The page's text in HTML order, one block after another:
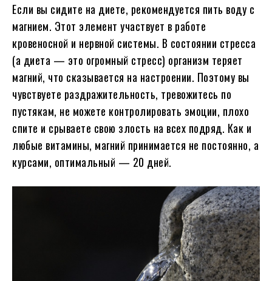
Если вы сидите на диете, рекомендуется пить воду с
магнием. Этот элемент участвует в работе
кровеносной и нервной системы. В состоянии стресса
(а диета — это огромный стресс) организм теряет
магний, что сказывается на настроении. Поэтому вы
чувствуете раздражительность, тревожитесь по
пустякам, не можете контролировать эмоции, плохо
спите и срываете свою злость на всех подряд. Как и
любые витамины, магний принимается не постоянно, а
курсами, оптимальный — 20 дней.